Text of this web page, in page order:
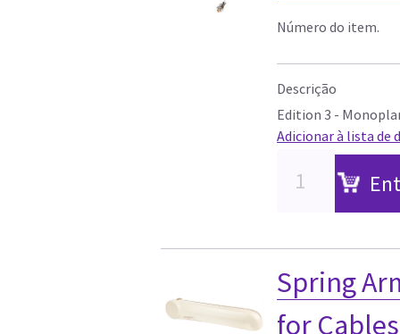
Número do item.
Descrição
Edition 3 -
Adicionar à lista de
Spring
for Cables